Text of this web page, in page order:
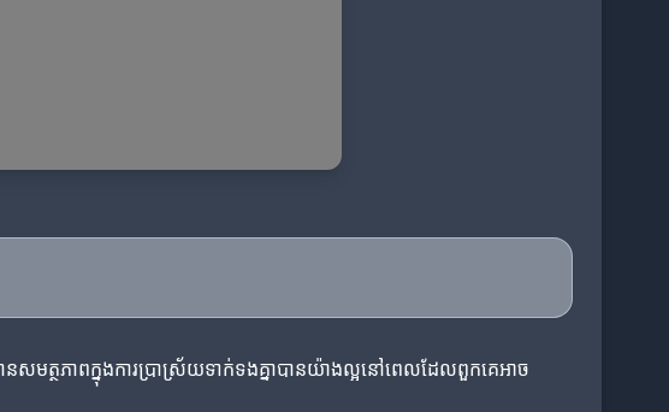
សមត្ថភាពក្នុងការប្រាស្រ័យទាក់ទងគ្នាបានយ៉ាងល្អនៅពេលដែលពួកគេអាច